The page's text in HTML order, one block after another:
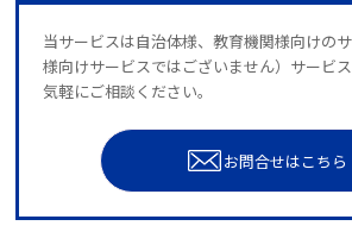
当サービスは自治体様、教育機関様向けの
様向けサービスではございません）サービ
気軽にご相談ください。
お問合せはこちら